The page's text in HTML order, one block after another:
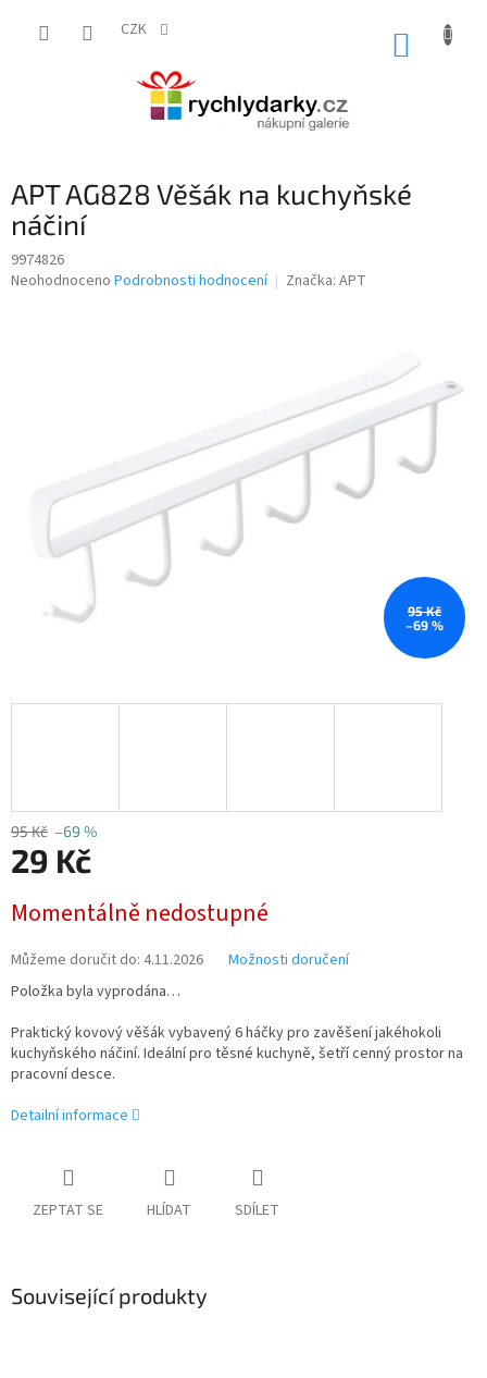
CZK
APT AG828 Věšák na kuchyňské
náčiní
9974826
Průměrné
Neohodnoceno Podrobnosti hodnocení Značka: APT
95 Kč
–69 %
95 Kč –69 %
29 Kč
cena:
Momentálně nedostupné
Můžeme doručit do: 4.11.2026
Možnosti doručení
Položka byla vyprodána…
Praktický kovový věšák vybavený 6 háčky pro zavěšení jakéhokoli
kuchyňského náčiní. Ideální pro těsné kuchyně, šetří cenný prostor na
pracovní desce.
Detailní informace
ZEPTAT SE HLÍDAT SDÍLET
Související produkty